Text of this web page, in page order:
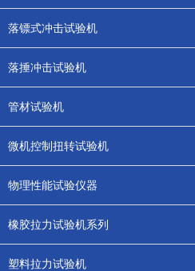
落镖式冲击试验机
落捶冲击试验机
管材试验机
微机控制扭转试验机
物理性能试验仪器
橡胶拉力试验机系列
塑料拉力试验机